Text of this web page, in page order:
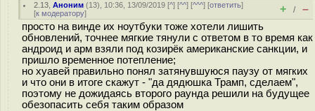
2.13 ,Аноним (13), 10:36, 13/09/2019 [^] [^^] [^^^] [ответить]
[к модератору] + / –
просто на винде их ноутбуки тоже хотели лишить
обновлений, точнее мягкие тянули с ответом в то время как
андроид и арм взяли под козирёк американские санкции, и
пришло временное потепление;
но хуавей правильно понял затянувшуюся паузу от мягких
и что они в итоге скажут - "да дядюшка Трамп, сделаем",
поэтому не дожидаясь второго раунда решили на будущее
обезопасить себя таким образом